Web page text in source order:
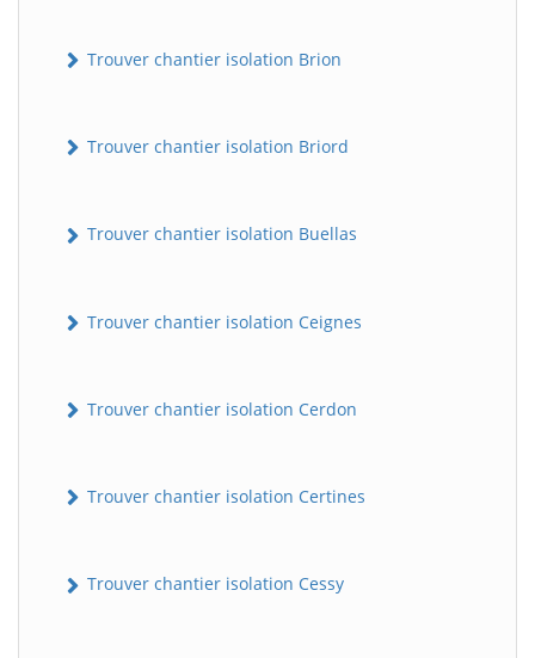
Trouver chantier isolation Brion
Trouver chantier isolation Briord
Trouver chantier isolation Buellas
Trouver chantier isolation Ceignes
Trouver chantier isolation Cerdon
Trouver chantier isolation Certines
Trouver chantier isolation Cessy